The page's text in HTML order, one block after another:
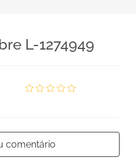
L-1274949
comentário